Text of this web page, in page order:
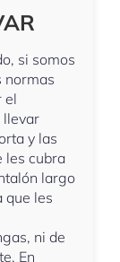
si somos
normas
el
llevar
y las
les cubra
largo
que les
ni de
En